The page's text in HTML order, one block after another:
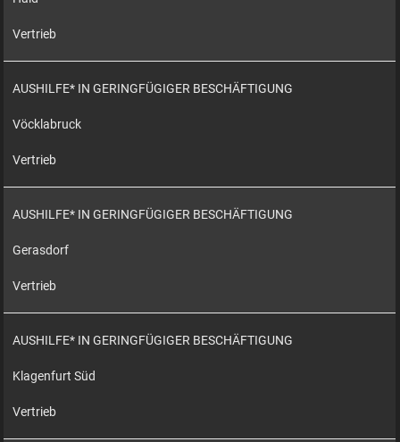
Vertrieb
AUSHILFE* IN GERINGFÜGIGER BESCHÄFTIGUNG
Vöcklabruck
Vertrieb
AUSHILFE* IN GERINGFÜGIGER BESCHÄFTIGUNG
Gerasdorf
Vertrieb
AUSHILFE* IN GERINGFÜGIGER BESCHÄFTIGUNG
Klagenfurt Süd
Vertrieb